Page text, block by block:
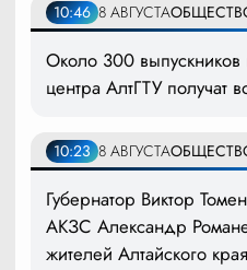
10:46 8 АВГУСТА
Около 300 выпускников
центра АлтГТУ получат
10:23 8 АВГУСТА
Губернатор Виктор
АКЗС Александр
жителей Алтайского